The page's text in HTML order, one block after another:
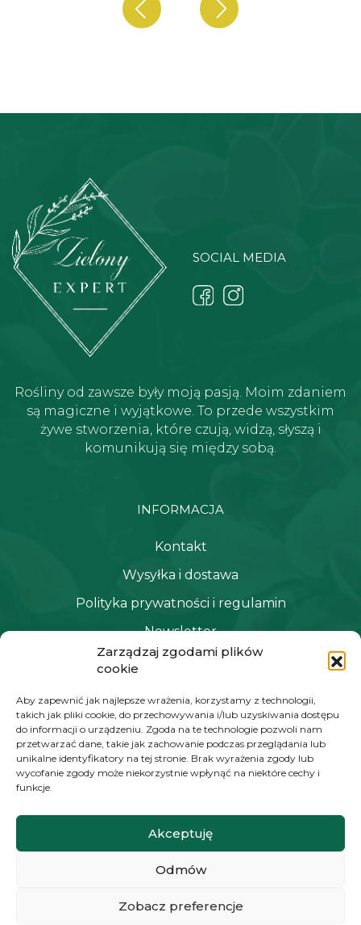
Zarządzaj zgodami plików
cookie
Aby zapewnić jak najlepsze wrażenia, korzystamy z technologii,
takich jak pliki cookie, do przechowywania i/lub uzyskiwania dostępu
do informacji o urządzeniu. Zgoda na te technologie pozwoli nam
przetwarzać dane, takie jak zachowanie podczas przeglądania lub
unikalne identyfikatory na tej stronie. Brak wyrażenia zgody lub
wycofanie zgody może niekorzystnie wpłynąć na niektóre cechy i
funkcje.
Akceptuję
Odmów
Zobacz preferencje
SOCIAL MEDIA
Rośliny od zawsze były moją pasją. Moim zdaniem
są magiczne i wyjątkowe. To przede wszystkim
żywe stworzenia, które czują, widzą, słyszą i
komunikują się między sobą.
INFORMACJA
Kontakt
Wysyłka i dostawa
Polityka prywatności i regulamin
Newsletter
Moje konto
Koszyk
Moje zamówienia
KONTAKT
+48 572 784 930
kontakt@zielonyexpert.pl